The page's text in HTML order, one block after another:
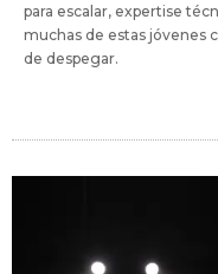
para escalar, expertise
muchas de estas jóvenes
de despegar.